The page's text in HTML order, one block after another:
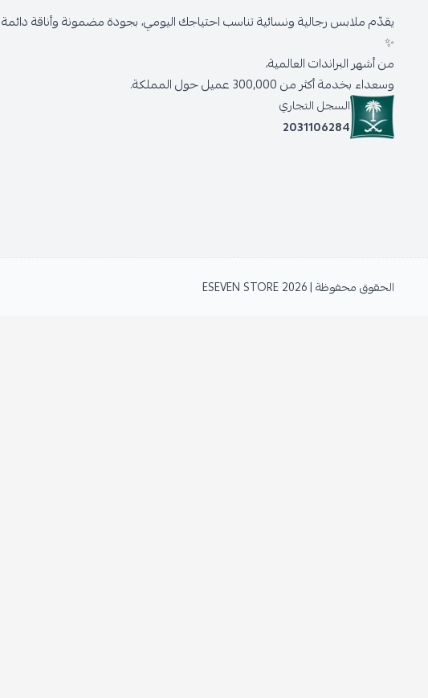
يقدّم ملابس رجالية ونسائية تناسب احتياجك اليومي، بجودة مضمونة وأناقة دائمة
✨
من أشهر البراندات العالمية،
وسعداء بخدمة أكثر من 300,000 عميل حول المملكة.
السجل التجاري
2031106284
الحقوق محفوظة | 2026 ESEVEN STORE